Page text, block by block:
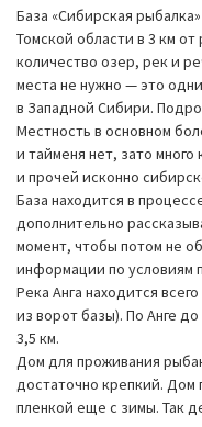
База «Сибирская
Томской области в 3 км
количество озер, рек и
места не нужно — это
в Западной Сибири.
Местность в основном
и тайменя нет, зато
и прочей исконно
База находится в
дополнительно
момент, чтобы потом не
информации по условиям
Река Анга находится
из ворот базы). По Анге
3,5 км.
Дом для проживания
достаточно крепкий.
пленкой еще с зимы. Так